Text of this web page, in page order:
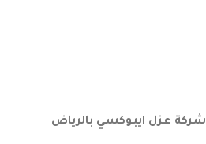
شركة عزل ايبوكسي بالرياض